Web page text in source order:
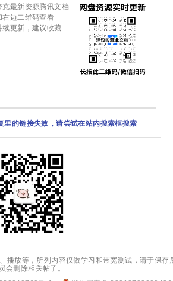
克最新资源腾讯文档
右边二维码查看
续更新，建议收藏
里的链接失效，请尝试在站内搜索框搜索
播放等，所列内容仅做学习和带宽测试，请于保
删除相关帖子。